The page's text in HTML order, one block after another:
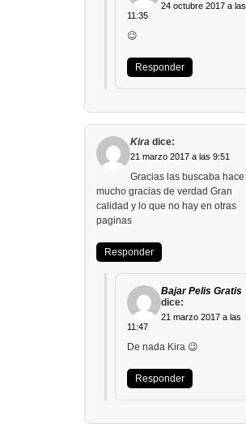
24 octubre 2017 a las
11:35
😉
Responder
Kira dice:
21 marzo 2017 a las 9:51
Gracias las buscaba hace
mucho gracias de verdad Gran
calidad y lo que no hay en otras
paginas
Responder
Bajar Pelis Gratis
dice:
21 marzo 2017 a las
11:47
De nada Kira 😉
Responder